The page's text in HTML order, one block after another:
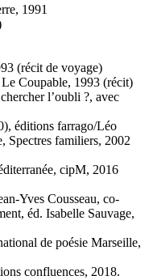
1991
(récit de voyage)
Coupable, 1993 (récit)
l’oubli ?, avec
éditions farrago/Léo
Spectres familiers, 2002
cipM, 2016
Yves Cousseau, co-
éd. Isabelle Sauvage,
de poésie Marseille,
confluences, 2018.